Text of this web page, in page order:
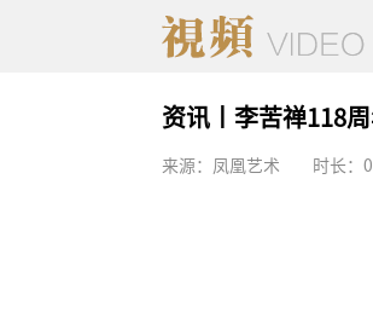
资讯丨李苦禅118
来源：凤凰艺术 时长：